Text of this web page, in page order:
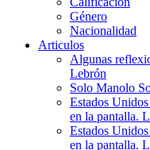
Género
Nacionalidad
Articulos
Algunas
Lebrón
Solo Manolo
Estados
en la pantalla.
Estados
en la pantalla.